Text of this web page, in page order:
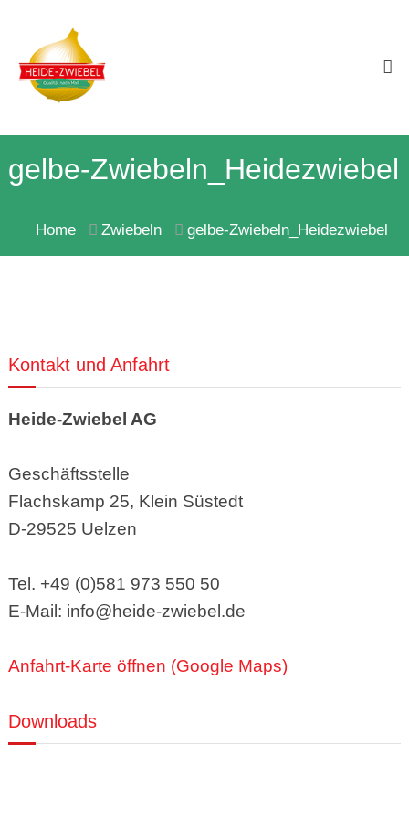
content
Zwiebel
Qualität
nach
Maß!
gelbe-Zwiebeln_Heidezwiebel
Home Zwiebeln gelbe-Zwiebeln_Heidezwiebel
Kontakt und Anfahrt
Heide-Zwiebel AG
Geschäftsstelle
Flachskamp 25, Klein Süstedt
D-29525 Uelzen
Tel. +49 (0)581 973 550 50
E-Mail: info@heide-zwiebel.de
Anfahrt-Karte öffnen (Google Maps)
Downloads